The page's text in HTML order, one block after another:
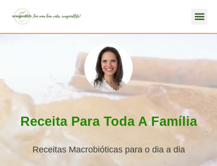
Receita Para Toda A Família
Receitas Macrobióticas para o dia a dia